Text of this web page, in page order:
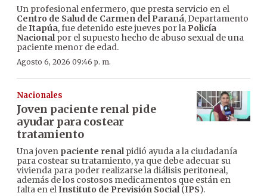
Un profesional enfermero, que presta servicio en el
Centro de Salud de Carmen del Paraná, Departamento
deItapúa, fue detenido este jueves por la Policía
Nacionalpor el supuesto hecho de abuso sexual de una
paciente menor de edad.
Agosto 6, 2026 09:46 p. m.
Nacionales
Joven paciente renal pide
ayudar para costear
tratamiento
Una joven paciente renalpidió ayuda a la ciudadanía
para costear su tratamiento, ya que debe adecuar su
vivienda para poder realizarse la diálisis peritoneal,
además de los costosos medicamentos que están en
falta en elInstituto de Previsión Social(IPS).